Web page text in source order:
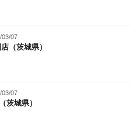
03/07
（茨城県）
03/07
茨城県）